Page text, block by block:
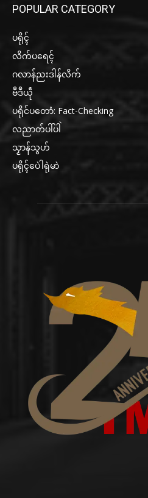
POPULAR CATEGORY
ပရိုၚ်
လိက်ပရေၚ်
ဂလာန်ညးဒါန်လိက်
ဗဳဒဳယဵု
ပရိုင်ပတောံ: Fact-Checking
လညာတ်ပါ်ပါဲ
သၟာန်သွဟ်
ပရိုၚ်ပေဲါရုဲမာဲ